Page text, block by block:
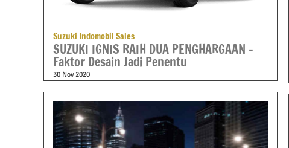
Suzuki Indomobil Sales
SUZUKI IGNIS RAIH DUA PENGHARGAAN –
Faktor Desain Jadi Penentu
30 Nov 2020